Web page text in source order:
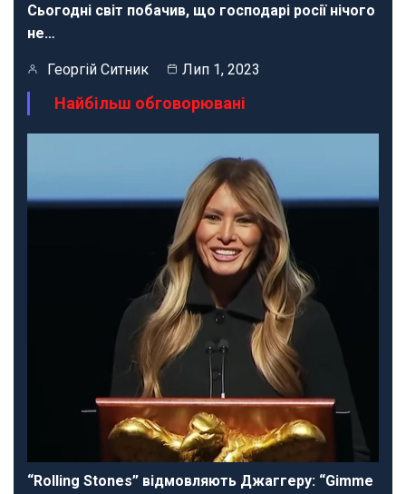
Сьогодні світ побачив, що господарі росії нічого
не…
Георгій Ситник Лип 1, 2023
Найбільш обговорювані
“Rolling Stones” відмовляють Джаггеру: “Gimme